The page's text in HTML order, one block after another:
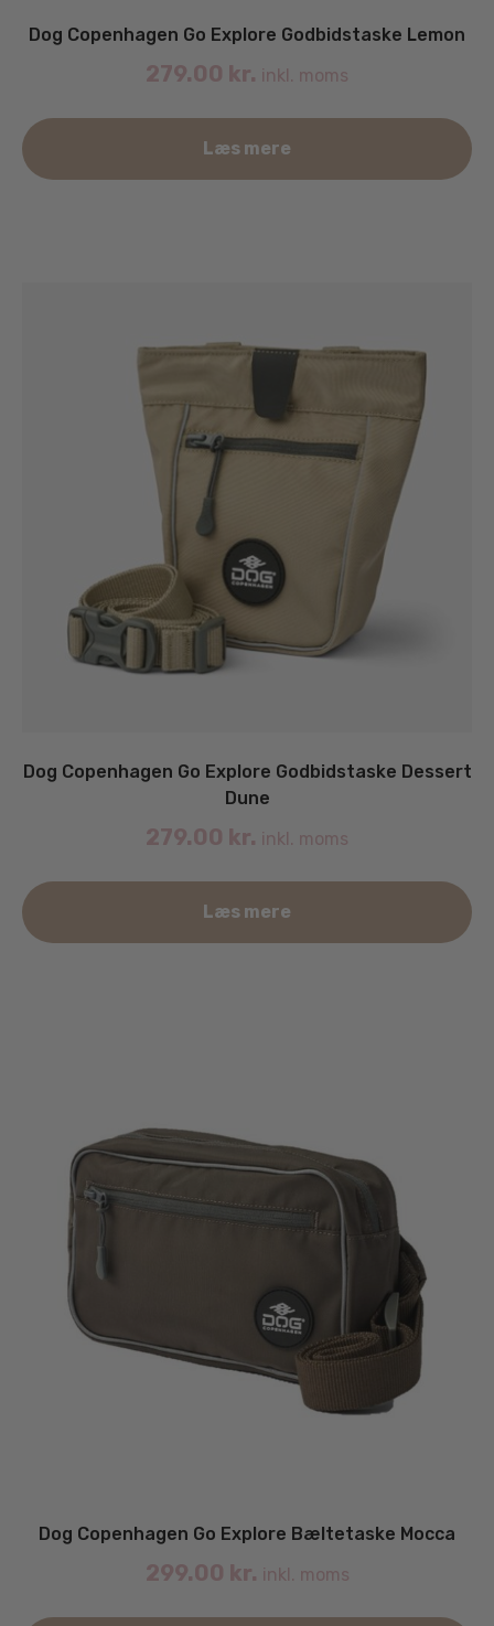
Dog Copenhagen Go Explore Godbidstaske Lemon
279.00 kr. inkl. moms
Læs mere
Dog Copenhagen Go Explore Godbidstaske Dessert
Dune
279.00 kr. inkl. moms
Læs mere
Dog Copenhagen Go Explore Bæltetaske Mocca
299.00 kr. inkl. moms